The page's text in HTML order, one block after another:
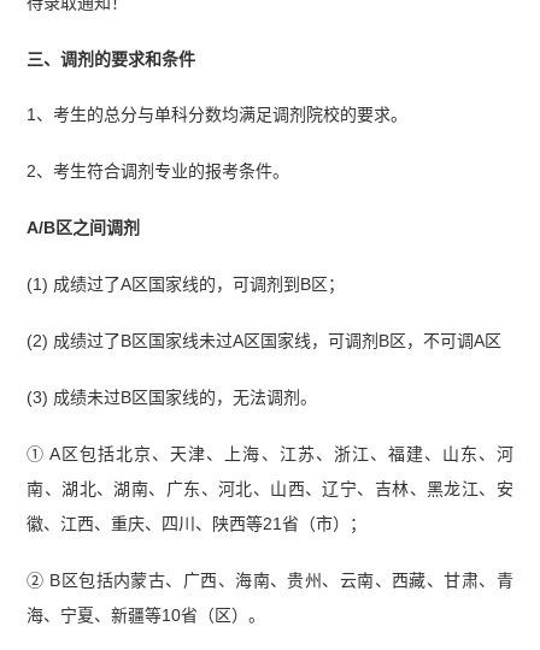
三、调剂的要求和条件
1、考生的总分与单科分数均满足调剂院校的要求。
2、考生符合调剂专业的报考条件。
A/B区之间调剂
(1) 成绩过了A区国家线的，可调剂到B区；
(2) 成绩过了B区国家线未过A区国家线，可调剂B区，不可调A区
(3) 成绩未过B区国家线的，无法调剂。
① A区包括北京、天津、上海、江苏、浙江、福建、山东、河
南、湖北、湖南、广东、河北、山西、辽宁、吉林、黑龙江、安
徽、江西、重庆、四川、陕西等21省（市）；
② B区包括内蒙古、广西、海南、贵州、云南、西藏、甘肃、青
海、宁夏、新疆等10省（区）。